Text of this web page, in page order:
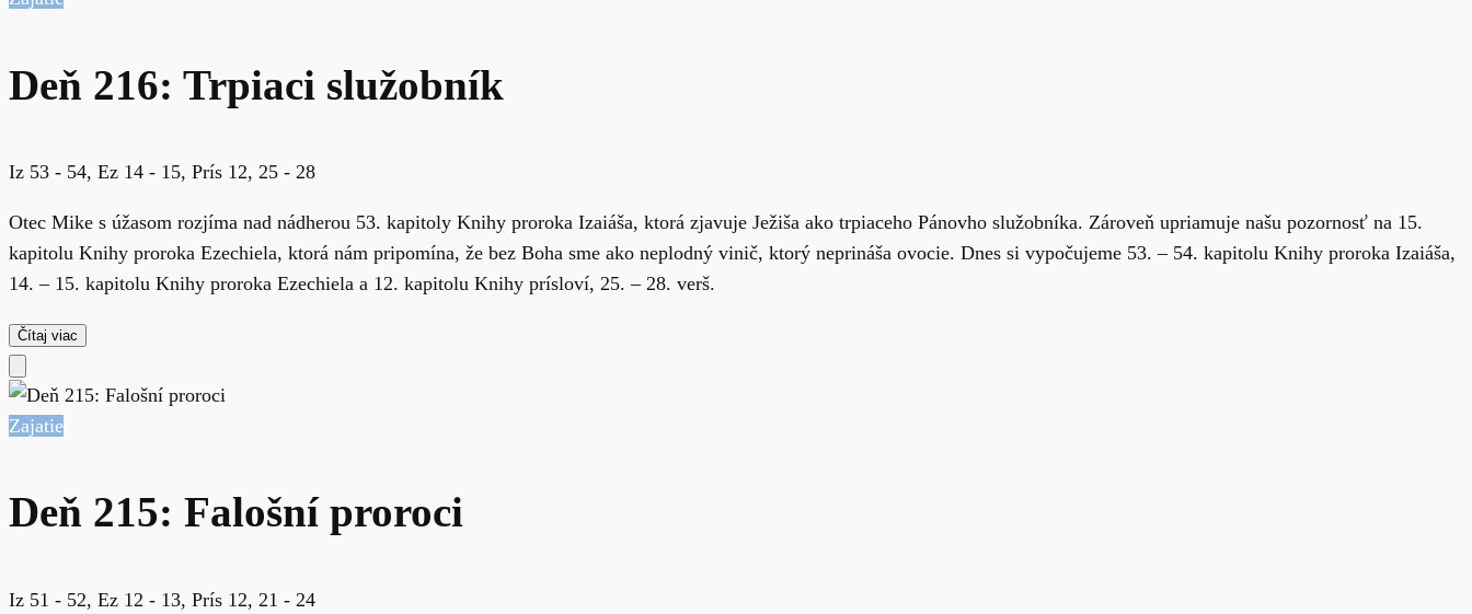
Deň 216: Trpiaci služobník
Iz 53 - 54, Ez 14 - 15, Prís 12, 25 - 28
Otec Mike s úžasom rozjíma nad nádherou 53. kapitoly Knihy proroka Izaiáša, ktorá zjavuje Ježiša ako trpiaceho Pánovho služobníka. Zároveň upriamuje našu pozornosť na 15.
kapitolu Knihy proroka Ezechiela, ktorá nám pripomína, že bez Boha sme ako neplodný vinič, ktorý neprináša ovocie. Dnes si vypočujeme 53. – 54. kapitolu Knihy proroka Izaiáša,
14. – 15. kapitolu Knihy proroka Ezechiela a 12. kapitolu Knihy prísloví, 25. – 28. verš.
Čítaj viac
Zajatie
Deň 215: Falošní proroci
Iz 51 - 52, Ez 12 - 13, Prís 12, 21 - 24